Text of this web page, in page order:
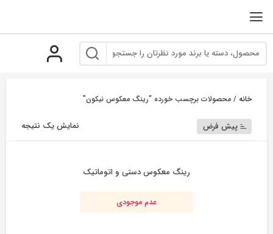
خانه / محصولات برچسب خورده “رینگ معکوس نیکون”
نمایش یک نتیجه پیش فرض
رینگ معکوس دستی و اتوماتیک
عدم موجودی